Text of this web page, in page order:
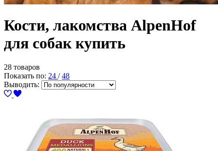
Кости, лакомства AlpenHof
для собак купить
28 товаров
Показать по: 24 /48
Выводить: